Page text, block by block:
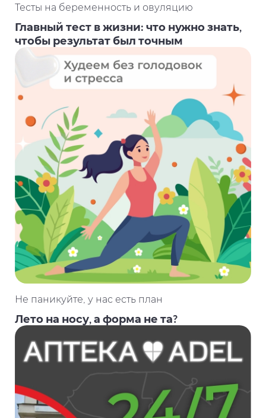
Тесты на беременность и овуляцию
Главный тест в жизни: что нужно знать,
чтобы результат был точным
Не паникуйте, у нас есть план
Лето на носу, а форма не та?